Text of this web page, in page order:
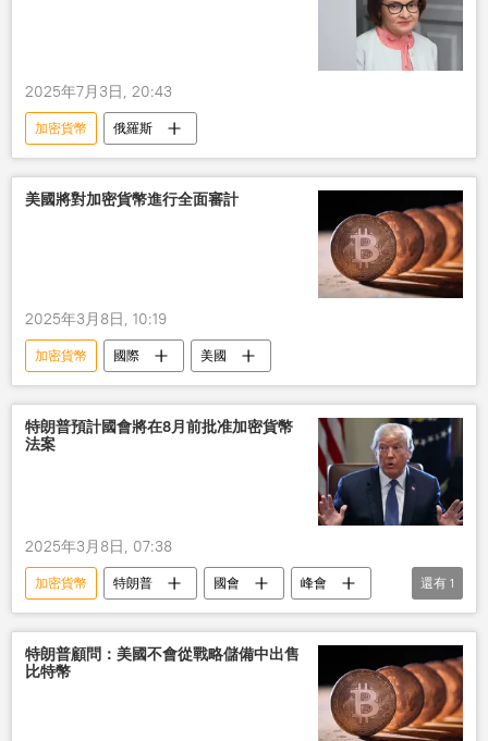
2025年7月3日, 20:43
加密貨幣 俄羅斯
美國將對加密貨幣進行全面審計
2025年3月8日, 10:19
加密貨幣 國際 美國
特朗普預計國會將在8月前批准加密貨幣
法案
2025年3月8日, 07:38
加密貨幣 特朗普 國會
峰會
法案
還有 1
特朗普顧問：美國不會從戰略儲備中出售
比特幣